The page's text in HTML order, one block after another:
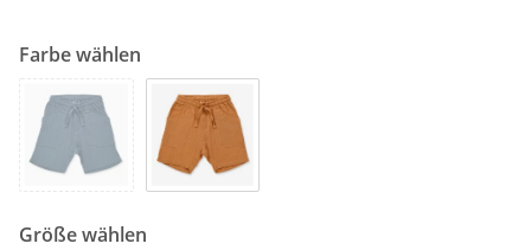
Farbe wählen
Größe wählen